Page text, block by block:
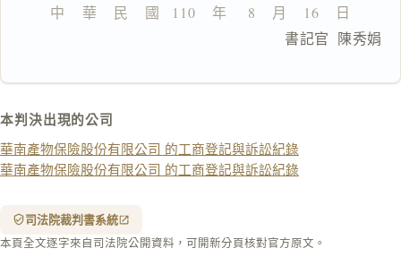
中    華    民    國   110    年     8    月    16    日
                              書記官  陳秀娟
本判決出現的公司
華南產物保險股份有限公司 的工商登記與訴訟紀錄
華南產物保險股份有限公司 的工商登記與訴訟紀錄
司法院裁判書系統
本頁全文逐字來自司法院公開資料，可開新分頁核對官方原文。
複製給 AI
去換行複製
匯出 PDF
精美列印